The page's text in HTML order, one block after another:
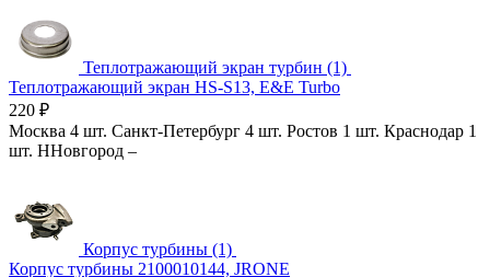
Теплотражающий экран турбин (1)
Теплотражающий экран HS-S13, E&E Turbo
220 ₽
Москва 4 шт. Санкт-Петербург 4 шт. Ростов 1 шт. Краснодар 1
шт. ННовгород –
Корпус турбины (1)
Корпус турбины 2100010144, JRONE